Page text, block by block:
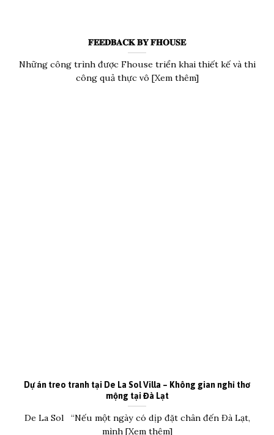
𝐅𝐄𝐄𝐃𝐁𝐀𝐂𝐊 𝐁𝐘 𝐅𝐇𝐎𝐔𝐒𝐄
Những công trình được Fhouse triển khai thiết kế và thi
công quả thực vô [Xem thêm]
Dự án treo tranh tại De La Sol Villa – Không gian nghỉ thơ
mộng tại Đà Lạt
De La Sol “Nếu một ngày có dịp đặt chân đến Đà Lạt,
mình [Xem thêm]